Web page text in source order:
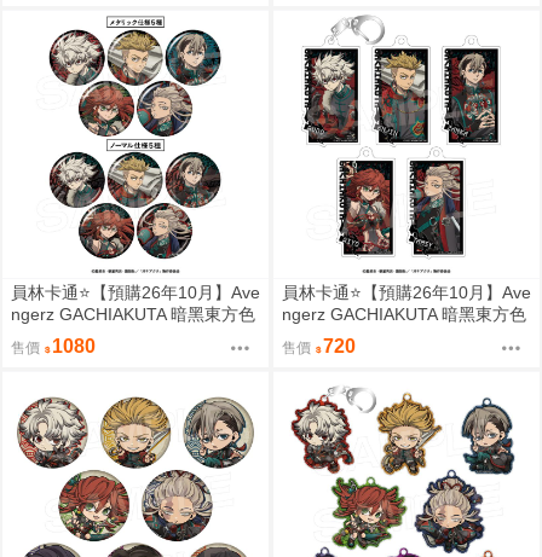
員林卡通⭐️【預購26年10月】Ave
ngerz GACHIAKUTA 暗黑東方色
彩 胸章 徽章收藏集 中盒 0814
售價 1080
員林卡通⭐️【預購26年10月】Ave
ngerz GACHIAKUTA 暗黑東方色
彩 壓克力鑰匙圈集 中盒 0814
售價 720